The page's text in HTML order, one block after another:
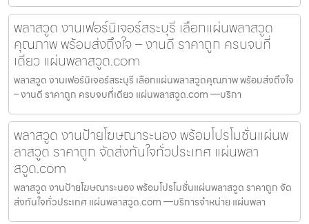
พลาสวูด งานเฟอร์นิเจอร์สระบุรี เลือกแผ่นพลาสวูด
คุณภาพ พร้อมส่งถึงใจ – งานดี ราคาถูก ครบจบที่
เดียว แผ่นพลาสวูด.com
พลาสวูด งานเฟอร์นิเจอร์สระบุรี เลือกแผ่นพลาสวูดคุณภาพ พร้อมส่งถึงใจ
– งานดี ราคาถูก ครบจบที่เดียว แผ่นพลาสวูด.com —บริกา
พลาสวูด งานป้ายโฆษณาระนอง พร้อมโปรโมชั่นแผ่นพ
ลาสวูด ราคาถูก จัดส่งทันใจทั่วประเทศ แผ่นพลา
สวูด.com
พลาสวูด งานป้ายโฆษณาระนอง พร้อมโปรโมชั่นแผ่นพลาสวูด ราคาถูก จัด
ส่งทันใจทั่วประเทศ แผ่นพลาสวูด.com —บริการจำหน่าย แผ่นพลา